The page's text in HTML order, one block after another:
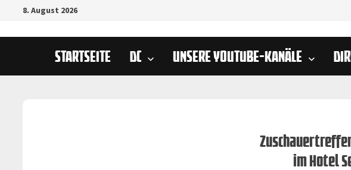
Zurück
Inhalt
8. August 2026
STARTSEITE DC UNSERE YOUTUBE-KANÄLE
im Hotel